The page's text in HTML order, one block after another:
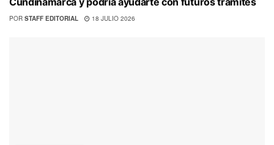
POR STAFF EDITORIAL 18 JULIO 2026